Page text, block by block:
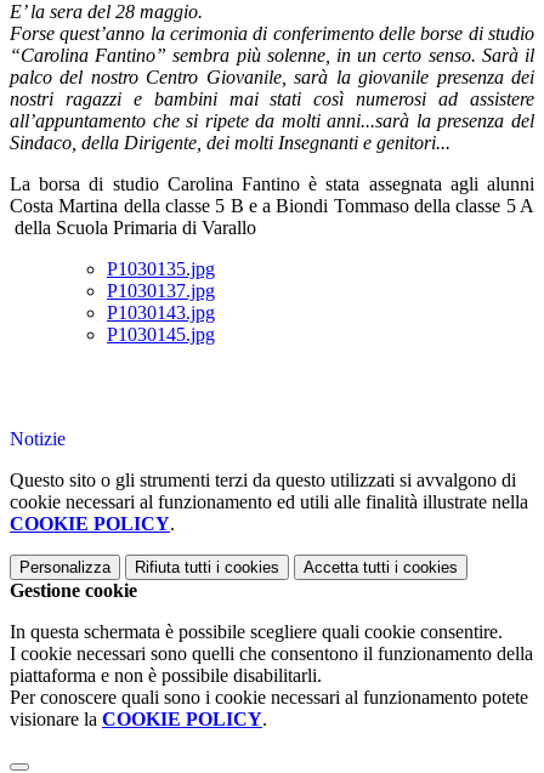
E’ la sera del 28 maggio.
Forse quest’anno la cerimonia di conferimento delle borse di studio
“Carolina Fantino” sembra più solenne, in un certo senso. Sarà il
palco del nostro Centro Giovanile, sarà la giovanile presenza dei
nostri ragazzi e bambini mai stati così numerosi ad assistere
all’appuntamento che si ripete da molti anni...sarà la presenza del
Sindaco, della Dirigente, dei molti Insegnanti e genitori...
La borsa di studio Carolina Fantino è stata assegnata agli alunni
Costa Martina della classe 5 B e a Biondi Tommaso della classe 5 A
della Scuola Primaria di Varallo
P1030135.jpg
P1030137.jpg
P1030143.jpg
P1030145.jpg
Notizie
Questo sito o gli strumenti terzi da questo utilizzati si avvalgono di
cookie necessari al funzionamento ed utili alle finalità illustrate nella
COOKIE POLICY.
Personalizza Rifiuta tutti i cookies Accetta tutti i cookies
Gestione cookie
In questa schermata è possibile scegliere quali cookie consentire.
I cookie necessari sono quelli che consentono il funzionamento della
piattaforma e non è possibile disabilitarli.
Per conoscere quali sono i cookie necessari al funzionamento potete
visionare la COOKIE POLICY.